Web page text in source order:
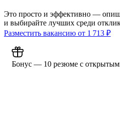
Это просто и эффективно —
и выбирайте лучших среди
Разместить вакансию от 1 713 ₽
Бонус — 10 резюме с